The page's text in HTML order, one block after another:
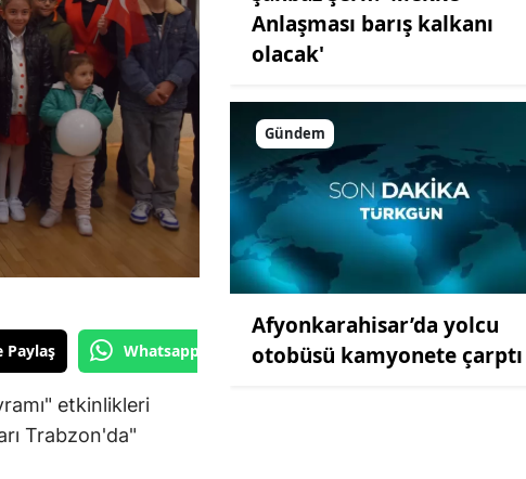
Paylaş Whatsapp'tan Gönder
etkinlikleri
Trabzon'da"
Anlaşması barış kalkanı
olacak'
Gündem
Afyonkarahisar’da yolcu
otobüsü kamyonete çarptı